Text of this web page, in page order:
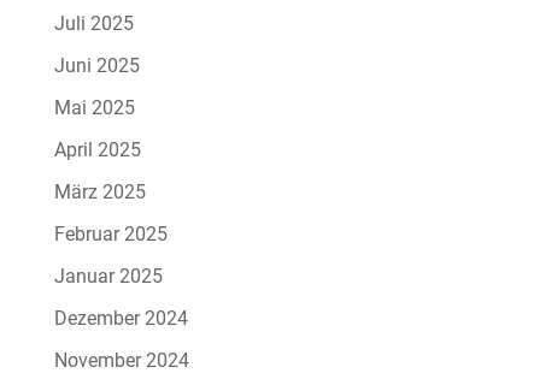
Juli 2025
Juni 2025
Mai 2025
April 2025
März 2025
Februar 2025
Januar 2025
Dezember 2024
November 2024